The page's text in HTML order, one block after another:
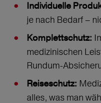
Individuelle
je nach Bedarf –
Komplettschutz:
medizinischen
Reiseschutz:
alles, was man